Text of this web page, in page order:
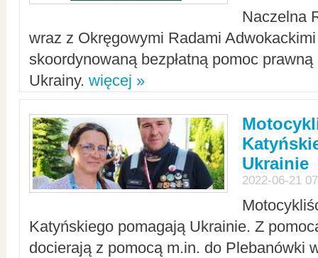
Naczelna
wraz z Okręgowymi Radami Adwokackimi
skoordynowaną bezpłatną pomoc
Ukrainy. więcej »
Ukrainie
2022-06-21
Katyńskiego pomagają Ukrainie. Z
docierają z pomocą m.in. do Plebanówki